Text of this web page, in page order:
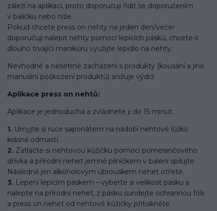
záleží na aplikaci, proto doporučuji řídit se doporučením
v balíčku nebo níže.
Pokud chcete press on nehty na jeden den/večer
doporučuji nalepit nehty pomocí lepících pásků, chcete-li
dlouho trvající manikúru využijte lepidlo na nehty.
Nevhodné a nešetrné zacházení s produkty (kousání a jiné
manuální poškození produktů) snižuje výdrž
Aplikace press on nehtů:
Aplikace je jednoduchá a zvládnete ji do 15 minut.
1. Umyjte si ruce saponátem na nádobí nehtové lůžko
krásně odmastí.
2. Zatlačte si nehtovou kůžičku pomocí pomerančového
dřívka a přírodní nehet jemně pilníčkem v balení spilujte.
Následně jen alkoholovým ubrouskem nehet otřete.
3. Lepení lepícím páskem – vyberte si velikost pásku a
nalepte na přírodní nehet, z pásku sundejte ochrannou fólii
a press on nehet od nehtové kůžičky přitiskněte.